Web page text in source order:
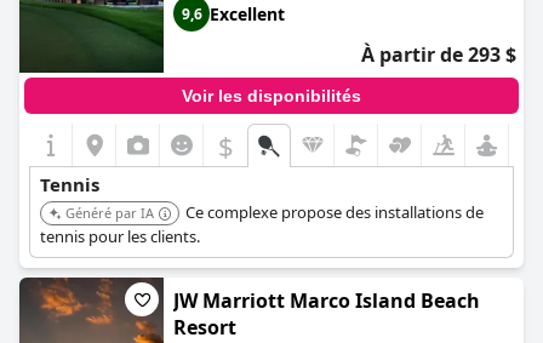
9,6 Excellent
À partir de 293 $
Voir les disponibilités
$
Tennis
Généré par IA
Ce complexe propose des installations de
tennis pour les clients.
JW Marriott Marco Island Beach
Resort